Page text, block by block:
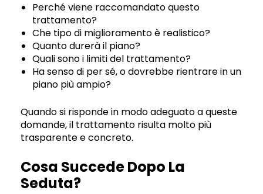
Perché viene raccomandato questo
trattamento?
Che tipo di miglioramento è realistico?
Quanto durerà il piano?
Quali sono i limiti del trattamento?
Ha senso di per sé, o dovrebbe rientrare in un
piano più ampio?
Quando si risponde in modo adeguato a queste
domande, il trattamento risulta molto più
trasparente e concreto.
Cosa Succede Dopo La
Seduta?